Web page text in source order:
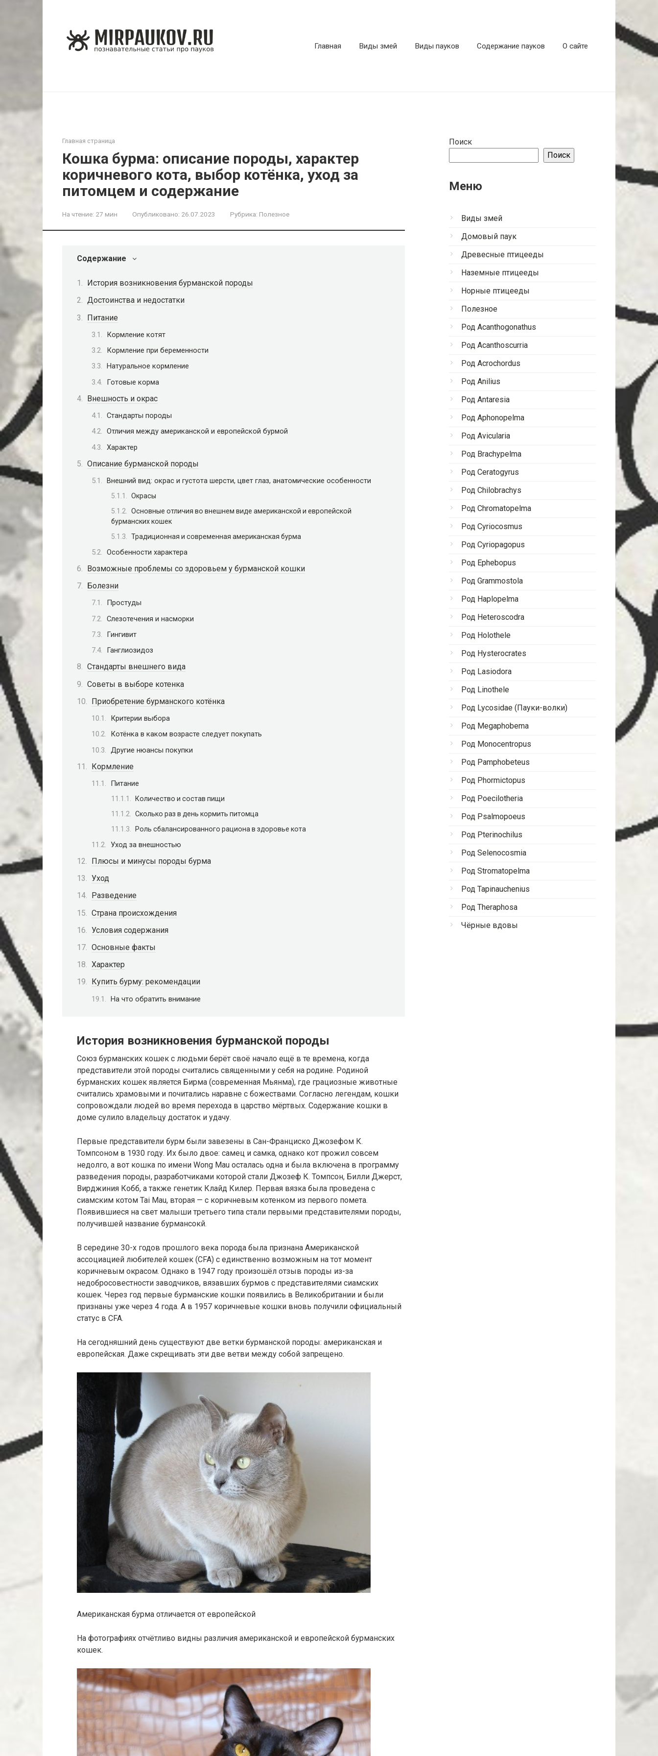
Главная Виды змей Виды пауков Содержание пауков О сайте
Главная страница
Кошка бурма: описание породы, характер
коричневого кота, выбор котёнка, уход за
питомцем и содержание
На чтение: 27 мин Опубликовано: 26.07.2023 Рубрика: Полезное
Содержание
История возникновения бурманской породы
Достоинства и недостатки
Питание
Кормление котят
Кормление при беременности
Натуральное кормление
Готовые корма
Внешность и окрас
Стандарты породы
Отличия между американской и европейской бурмой
Характер
Описание бурманской породы
Внешний вид: окрас и густота шерсти, цвет глаз, анатомические особенности
Окрасы
Основные отличия во внешнем виде американской и европейской
бурманских кошек
Традиционная и современная американская бурма
Особенности характера
Возможные проблемы со здоровьем у бурманской кошки
Болезни
Простуды
Слезотечения и насморки
Гингивит
Ганглиозидоз
Стандарты внешнего вида
Советы в выборе котенка
Приобретение бурманского котёнка
Критерии выбора
Котёнка в каком возрасте следует покупать
Другие нюансы покупки
Кормление
Питание
Количество и состав пищи
Сколько раз в день кормить питомца
Роль сбалансированного рациона в здоровье кота
Уход за внешностью
Плюсы и минусы породы бурма
Уход
Разведение
Страна происхождения
Условия содержания
Основные факты
Характер
Купить бурму: рекомендации
На что обратить внимание
История возникновения бурманской породы
Союз бурманских кошек с людьми берёт своё начало ещё в те времена, когда
представители этой породы считались священными у себя на родине. Родиной
бурманских кошек является Бирма (современная Мьянма), где грациозные животные
считались храмовыми и почитались наравне с божествами. Согласно легендам, кошки
сопровождали людей во время перехода в царство мёртвых. Содержание кошки в
доме сулило владельцу достаток и удачу.
Первые представители бурм были завезены в Сан-Франциско Джозефом К.
Томпсоном в 1930 году. Их было двое: самец и самка, однако кот прожил совсем
недолго, а вот кошка по имени Wong Mau осталась одна и была включена в программу
разведения породы, разработчиками которой стали Джозеф К. Томпсон, Билли Джерст,
Вирджиния Кобб, а также генетик Клайд Килер. Первая вязка была проведена с
сиамским котом Tai Mau, вторая — с коричневым котенком из первого помета.
Появившиеся на свет малыши третьего типа стали первыми представителями породы,
получившей название бурмансокй.
В середине 30-х годов прошлого века порода была признана Американской
ассоциацией любителей кошек (CFA) с единственно возможным на тот момент
коричневым окрасом. Однако в 1947 году произошёл отзыв породы из-за
недобросовестности заводчиков, вязавших бурмов с представителями сиамских
кошек. Через год первые бурманские кошки появились в Великобритании и были
признаны уже через 4 года. А в 1957 коричневые кошки вновь получили официальный
статус в CFA.
На сегодняшний день существуют две ветки бурманской породы: американская и
европейская. Даже скрещивать эти две ветви между собой запрещено.
Американская бурма отличается от европейской
На фотографиях отчётливо видны различия американской и европейской бурманских
кошек.
Поиск
Поиск
Меню
Виды змей
Домовый паук
Древесные птицееды
Наземные птицееды
Норные птицееды
Полезное
Род Acanthogonathus
Род Acanthoscurria
Род Acrochordus
Род Anilius
Род Antaresia
Род Aphonopelma
Род Avicularia
Род Brachypelma
Род Ceratogyrus
Род Chilobrachys
Род Chromatopelma
Род Cyriocosmus
Род Cyriopagopus
Род Ephebopus
Род Grammostola
Род Haplopelma
Род Heteroscodra
Род Holothele
Род Hysterocrates
Род Lasiodora
Род Linothele
Род Lycosidae (Пауки-волки)
Род Megaphobema
Род Monocentropus
Род Pamphobeteus
Род Phormictopus
Род Poecilotheria
Род Psalmopoeus
Род Pterinochilus
Род Selenocosmia
Род Stromatopelma
Род Tapinauchenius
Род Theraphosa
Чёрные вдовы